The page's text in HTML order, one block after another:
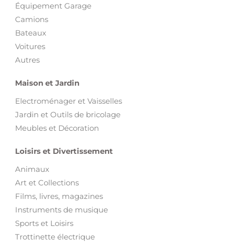
Équipement Garage
Camions
Bateaux
Voitures
Autres
Maison et Jardin
Electroménager et Vaisselles
Jardin et Outils de bricolage
Meubles et Décoration
Loisirs et Divertissement
Animaux
Art et Collections
Films, livres, magazines
Instruments de musique
Sports et Loisirs
Trottinette électrique